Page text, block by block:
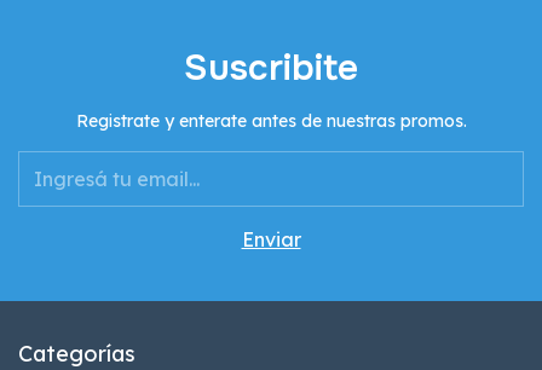
Suscribite
Registrate y enterate antes de nuestras promos.
Categorías